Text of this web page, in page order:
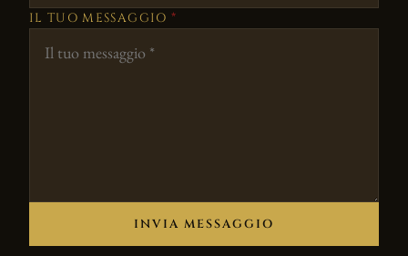
IL TUO MESSAGGIO *
INVIA MESSAGGIO